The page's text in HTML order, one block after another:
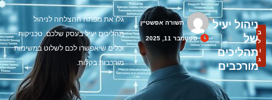
ב
ל
ו
ג
ניהול יעיל
של
תהליכים
מורכבים
תשורה אפשטיין
ספטמבר 11, 2025
גלו את מפתח ההצלחה לניהול
תהליכים יעיל בעסק שלכם. טכניקות
וכלים שיאפשרו לכם לשלוט במשימות
מורכבות בקלות.